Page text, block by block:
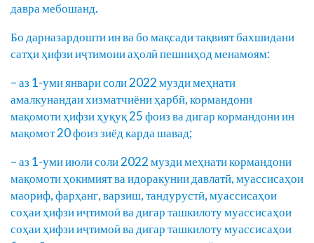
давра мебошанд.
Бо дарназардошти ин ва бо мақсади тақвият бахшидани
сатҳи ҳифзи иҷтимоии аҳолӣ пешниҳод менамоям:
– аз 1-уми январи соли 2022 музди меҳнати
амалкунандаи хизматчиёни ҳарбӣ, кормандони
мақомоти ҳифзи ҳуқуқ 25 фоиз ва дигар кормандони ин
мақомот 20 фоиз зиёд карда шавад;
– аз 1-уми июли соли 2022 музди меҳнати кормандони
мақомоти ҳокимият ва идоракунии давлатӣ, муассисаҳои
маориф, фарҳанг, варзиш, тандурустӣ, муассисаҳои
соҳаи ҳифзи иҷтимоӣ ва дигар ташкилоту муассисаҳои
соҳаи ҳифзи иҷтимоӣ ва дигар ташкилоту муассисаҳои